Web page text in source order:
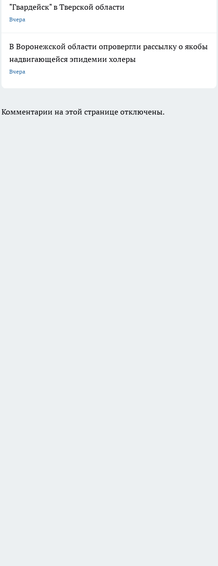
"Гвардейск" в Тверской области
Вчера
В Воронежской области опровергли рассылку о якобы
надвигающейся эпидемии холеры
Вчера
Комментарии на этой странице отключены.